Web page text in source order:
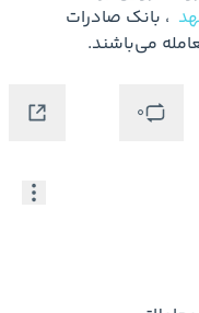
می‌باشند.
0